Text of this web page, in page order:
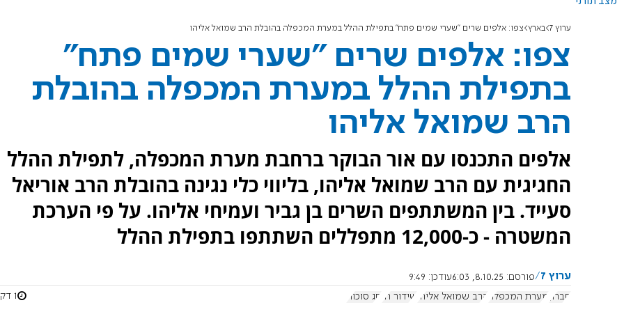
ערוץ 7 בארץ צפו: אלפים שרים "שערי שמים פתח" בתפילת ההלל במערת המכפלה בהובלת הרב שמואל אליהו
צפו: אלפים שרים "שערי שמים פתח"
בתפילת ההלל במערת המכפלה בהובלת
הרב שמואל אליהו
אלפים התכנסו עם אור הבוקר ברחבת מערת המכפלה, לתפילת ההלל
החגיגית עם הרב שמואל אליהו, בליווי כלי נגינה בהובלת הרב אוריאל
סעייד. בין המשתתפים השרים בן גביר ועמיחי אליהו. על פי הערכת
המשטרה - כ-12,000 מתפללים השתתפו בתפילת ההלל
ערוץ 7 פורסם: 8.10.25, 6:03 עודכן: 9:49
חברון
מערת המכפלה הרב שמואל אליהו שידור חי חג סוכות 1 דקות